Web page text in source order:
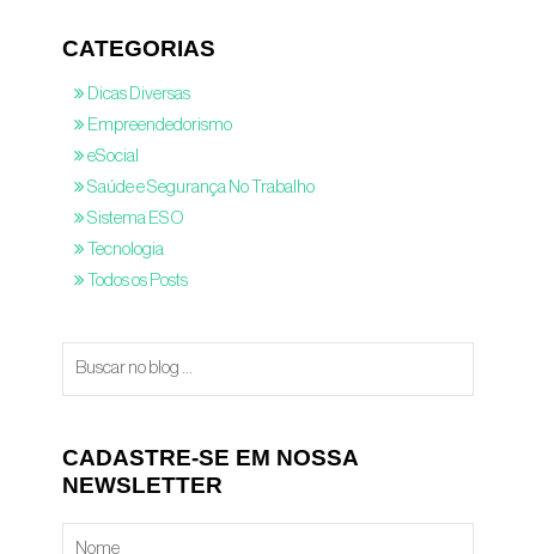
CATEGORIAS
Dicas Diversas
Empreendedorismo
eSocial
Saúde e Segurança No Trabalho
Sistema ESO
Tecnologia
Todos os Posts
CADASTRE-SE EM NOSSA
NEWSLETTER